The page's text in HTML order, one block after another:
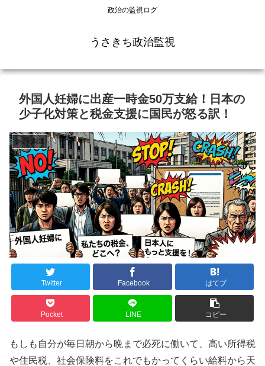
政治の監視ログ
うさきち政治監視
外国人妊婦に出産一時金50万支給！日本の
少子化対策と税金支援に国民が怒る訳！
少子化問題
Twitter Facebook はてブ
Pocket LINE コピー
もしも自分が毎日朝から晩まで必死に働いて、高い所得税
や住民税、社会保険料をこれでもかってくらい給料から天